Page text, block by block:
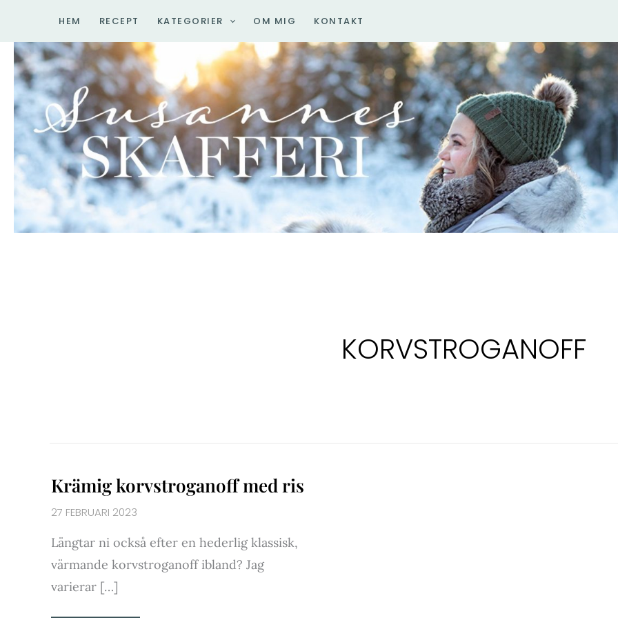
innehåll
HEM RECEPT KATEGORIER OM MIG KONTAKT
KORVSTROGANOFF
Krämig korvstroganoff med ris
27 FEBRUARI 2023
Längtar ni också efter en hederlig klassisk,
värmande korvstroganoff ibland? Jag
varierar […]
KRÄMIG
KORVSTROGANOFF
MED